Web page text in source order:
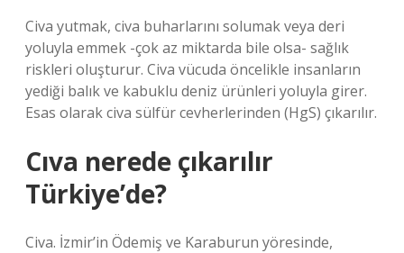
Civa yutmak, civa buharlarını solumak veya deri
yoluyla emmek -çok az miktarda bile olsa- sağlık
riskleri oluşturur. Civa vücuda öncelikle insanların
yediği balık ve kabuklu deniz ürünleri yoluyla girer.
Esas olarak civa sülfür cevherlerinden (HgS) çıkarılır.
Cıva nerede çıkarılır
Türkiye’de?
Civa. İzmir’in Ödemiş ve Karaburun yöresinde,